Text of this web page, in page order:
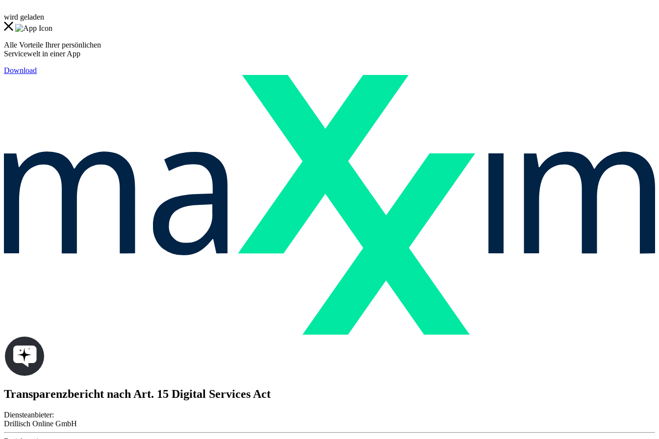
wird geladen
Alle Vorteile Ihrer persönlichen
Servicewelt in einer App
Download
Transparenzbericht nach Art. 15 Digital Services Act
Diensteanbieter:
Drillisch Online GmbH